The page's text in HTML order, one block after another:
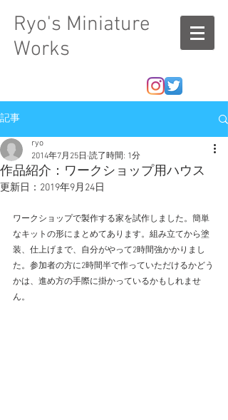
Ryo's Miniature
Works
記事
作品紹介：ワークショップ用ハウス
ryo
2014年7月25日 読了時間: 1分
更新日： 2019年9月24日
ワークショップで製作する家を試作しました。簡単
なキットの形にまとめてあります。組み立てから塗
装、仕上げまで、自分がやって2時間強かかりまし
た。参加者の方に2時間半で作っていただけるかどう
かは、進め方の手際に掛かっているかもしれませ
ん。